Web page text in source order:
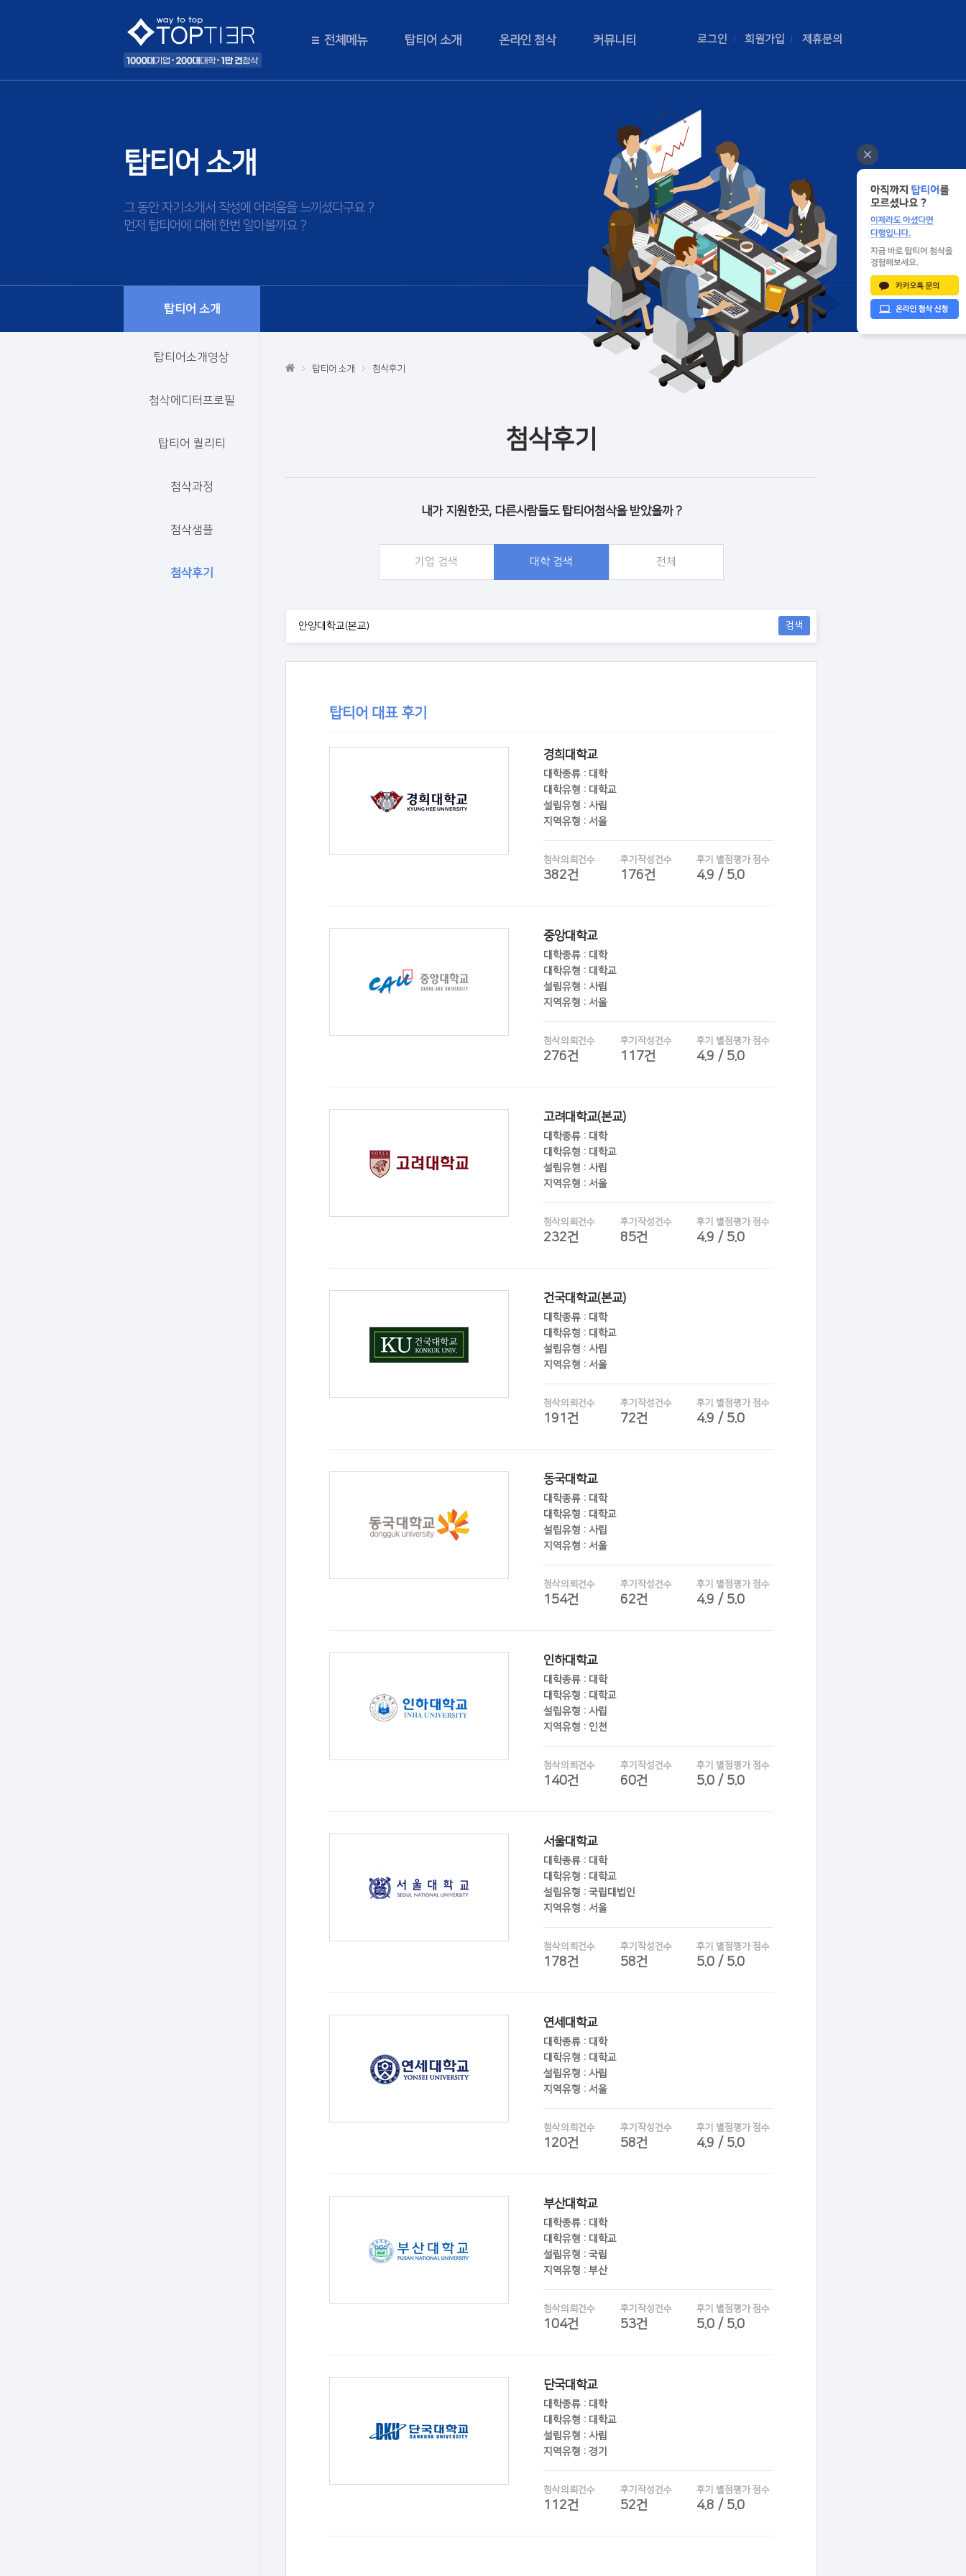
전체메뉴 탑티어 소개 온라인 첨삭 커뮤니티 로그인 회원가입 제휴문의
탑티어 소개
그 동안 자기소개서 작성에 어려움을 느끼셨다구요 ?
먼저 탑티어에 대해 한번 알아볼까요 ?
탑티어 소개
탑티어소개영상
첨삭에디터프로필
탑티어 퀄리티
첨삭과정
첨삭샘플
첨삭후기
탑티어 소개 첨삭후기
첨삭후기
내가 지원한곳, 다른사람들도 탑티어첨삭을 받았을까 ?
기업 검색 대학 검색 전체
검색
탑티어 대표 후기
경희대학교
대학종류 : 대학
대학유형 : 대학교
설립유형 : 사립
지역유형 : 서울
첨삭의뢰건수
382건
후기작성건수
176건
후기 별점평가 점수
4.9 / 5.0
중앙대학교
대학종류 : 대학
대학유형 : 대학교
설립유형 : 사립
지역유형 : 서울
첨삭의뢰건수
276건
후기작성건수
117건
후기 별점평가 점수
4.9 / 5.0
고려대학교(본교)
대학종류 : 대학
대학유형 : 대학교
설립유형 : 사립
지역유형 : 서울
첨삭의뢰건수
232건
후기작성건수
85건
후기 별점평가 점수
4.9 / 5.0
건국대학교(본교)
대학종류 : 대학
대학유형 : 대학교
설립유형 : 사립
지역유형 : 서울
첨삭의뢰건수
191건
후기작성건수
72건
후기 별점평가 점수
4.9 / 5.0
동국대학교
대학종류 : 대학
대학유형 : 대학교
설립유형 : 사립
지역유형 : 서울
첨삭의뢰건수
154건
후기작성건수
62건
후기 별점평가 점수
4.9 / 5.0
인하대학교
대학종류 : 대학
대학유형 : 대학교
설립유형 : 사립
지역유형 : 인천
첨삭의뢰건수
140건
후기작성건수
60건
후기 별점평가 점수
5.0 / 5.0
서울대학교
대학종류 : 대학
대학유형 : 대학교
설립유형 : 국립대법인
지역유형 : 서울
첨삭의뢰건수
178건
후기작성건수
58건
후기 별점평가 점수
5.0 / 5.0
연세대학교
대학종류 : 대학
대학유형 : 대학교
설립유형 : 사립
지역유형 : 서울
첨삭의뢰건수
120건
후기작성건수
58건
후기 별점평가 점수
4.9 / 5.0
부산대학교
대학종류 : 대학
대학유형 : 대학교
설립유형 : 국립
지역유형 : 부산
첨삭의뢰건수
104건
후기작성건수
53건
후기 별점평가 점수
5.0 / 5.0
단국대학교
대학종류 : 대학
대학유형 : 대학교
설립유형 : 사립
지역유형 : 경기
첨삭의뢰건수
112건
후기작성건수
52건
후기 별점평가 점수
4.8 / 5.0